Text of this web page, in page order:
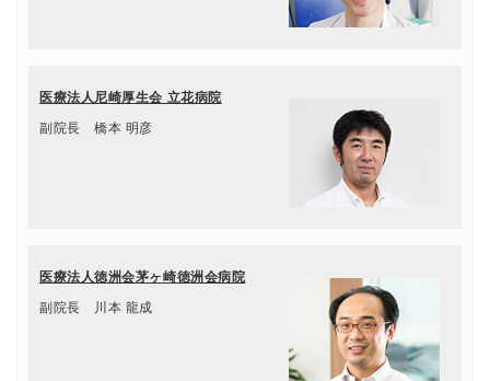
医療法人尼崎厚生会 立花病院
副院長 橋本 明彦
医療法人徳洲会茅ヶ崎徳洲会病院
副院長 川本 龍成